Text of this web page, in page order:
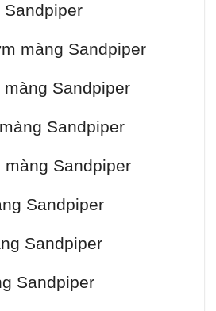
màng Sandpiper
Sandpiper
Sandpiper
Sandpiper
Sandpiper
Sandpiper
Sandpiper